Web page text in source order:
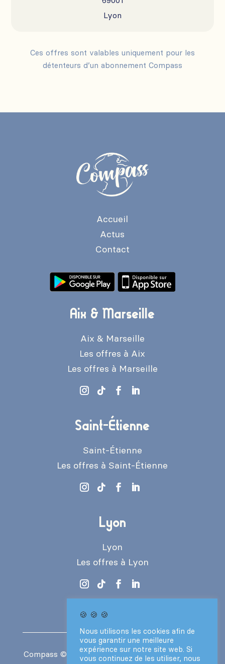
Lyon
Ces offres sont valables uniquement pour les
détenteurs d’un abonnement Compass
Accueil
Actus
Contact
Aix & Marseille
Aix & Marseille
Les offres à Aix
Les offres à Marseille
Saint-Étienne
Saint-Étienne
Les offres à Saint-Étienne
Lyon
Lyon
Les offres à Lyon
Compass © 2024 – Tous droits réservés – CGV
🍪 🍪 🍪
Nous utilisons les cookies afin de
vous garantir une meilleure
expérience sur notre site web. Si
vous continuez de les utiliser, nous